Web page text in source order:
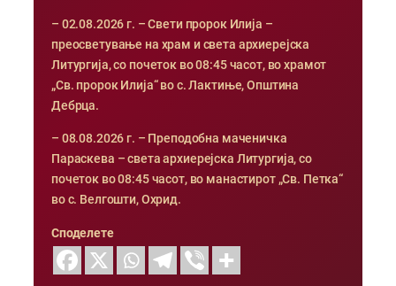
– 02.08.2026 г. – Свети пророк Илија –
преосветување на храм и света архиерејска
Литургија, со почеток во 08:45 часот, во храмот
„Св. пророк Илија“ во с. Лактиње, Општина
Дебрца.
– 08.08.2026 г. – Преподобна маченичка
Параскева – света архиерејска Литургија, со
почеток во 08:45 часот, во манастирот „Св. Петка“
во с. Велгошти, Охрид.
Споделете